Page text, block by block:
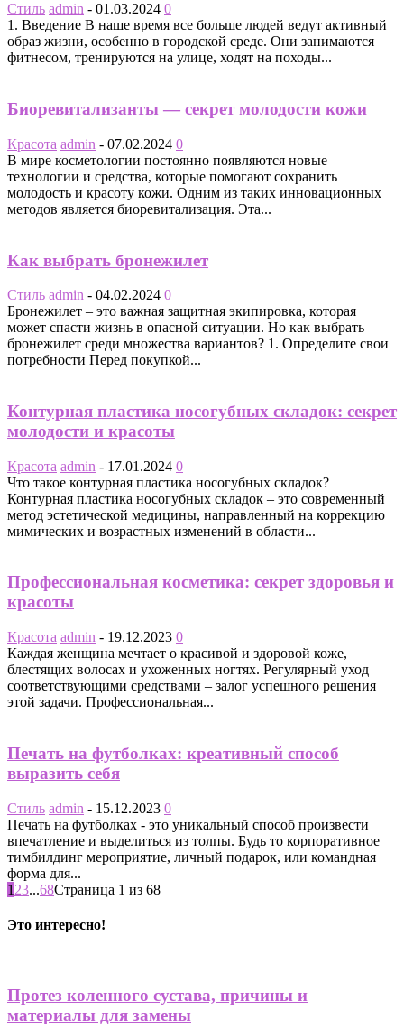
Стиль admin - 01.03.2024 0
1. Введение В наше время все больше людей ведут активный
образ жизни, особенно в городской среде. Они занимаются
фитнесом, тренируются на улице, ходят на походы...
Биоревитализанты — секрет молодости кожи
Красота admin - 07.02.2024 0
В мире косметологии постоянно появляются новые
технологии и средства, которые помогают сохранить
молодость и красоту кожи. Одним из таких инновационных
методов является биоревитализация. Эта...
Как выбрать бронежилет
Стиль admin - 04.02.2024 0
Бронежилет – это важная защитная экипировка, которая
может спасти жизнь в опасной ситуации. Но как выбрать
бронежилет среди множества вариантов? 1. Определите свои
потребности Перед покупкой...
Контурная пластика носогубных складок: секрет
молодости и красоты
Красота admin - 17.01.2024 0
Что такое контурная пластика носогубных складок?
Контурная пластика носогубных складок – это современный
метод эстетической медицины, направленный на коррекцию
мимических и возрастных изменений в области...
Профессиональная косметика: секрет здоровья и
красоты
Красота admin - 19.12.2023 0
Каждая женщина мечтает о красивой и здоровой коже,
блестящих волосах и ухоженных ногтях. Регулярный уход
соответствующими средствами – залог успешного решения
этой задачи. Профессиональная...
Печать на футболках: креативный способ
выразить себя
Стиль admin - 15.12.2023 0
Печать на футболках - это уникальный способ произвести
впечатление и выделиться из толпы. Будь то корпоративное
тимбилдинг мероприятие, личный подарок, или командная
форма для...
1 23...68Страница 1 из 68
Это интересно!
Протез коленного сустава, причины и
материалы для замены